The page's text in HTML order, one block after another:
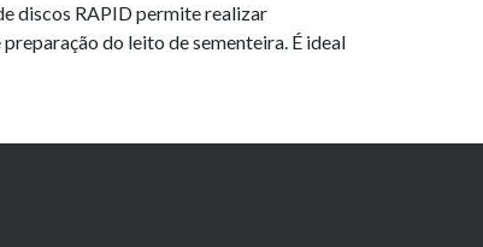
discos RAPID permite realizar
do leito de sementeira. É ideal